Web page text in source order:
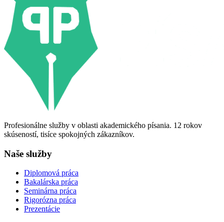
Profesionálne služby v oblasti akademického písania. 12 rokov
skúseností, tisíce spokojných zákazníkov.
Naše služby
Diplomová práca
Bakalárska práca
Seminárna práca
Rigorózna práca
Prezentácie